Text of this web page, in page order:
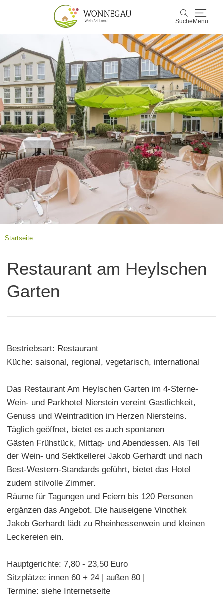
Suche Menu
Suche
Wonnegau
Entdecken & Erleben
Wein & Genuss
Kultur & Events
Buchen & Service
Startseite
Restaurant am Heylschen
Garten
Bestriebsart: Restaurant
Küche: saisonal, regional, vegetarisch, international
Das Restaurant Am Heylschen Garten im 4-Sterne-
Wein- und Parkhotel Nierstein vereint Gastlichkeit,
Genuss und Weintradition im Herzen Niersteins.
Täglich geöffnet, bietet es auch spontanen
Gästen Frühstück, Mittag- und Abendessen. Als Teil
der Wein- und Sektkellerei Jakob Gerhardt und nach
Best-Western-Standards geführt, bietet das Hotel
zudem stilvolle Zimmer.
Räume für Tagungen und Feiern bis 120 Personen
ergänzen das Angebot. Die hauseigene Vinothek
Jakob Gerhardt lädt zu Rheinhessenwein und kleinen
Leckereien ein.
Hauptgerichte: 7,80 - 23,50 Euro
Sitzplätze: innen 60 + 24 | außen 80 |
Termine: siehe Internetseite